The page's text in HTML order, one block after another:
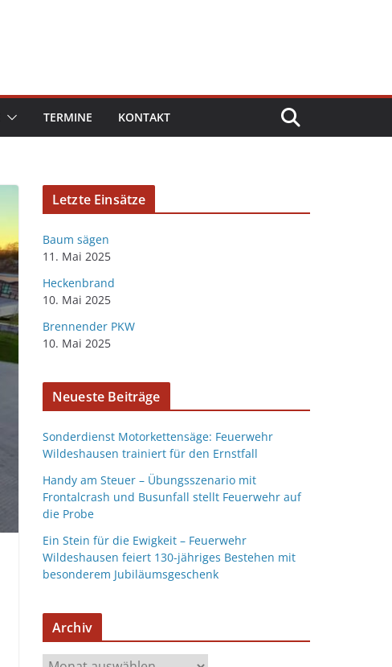
TERMINE KONTAKT
Letzte Einsätze
Baum sägen
11. Mai 2025
Heckenbrand
10. Mai 2025
Brennender PKW
10. Mai 2025
Neueste Beiträge
Sonderdienst Motorkettensäge: Feuerwehr
Wildeshausen trainiert für den Ernstfall
Handy am Steuer – Übungsszenario mit
Frontalcrash und Busunfall stellt Feuerwehr auf
die Probe
Ein Stein für die Ewigkeit – Feuerwehr
Wildeshausen feiert 130-jähriges Bestehen mit
besonderem Jubiläumsgeschenk
Archiv